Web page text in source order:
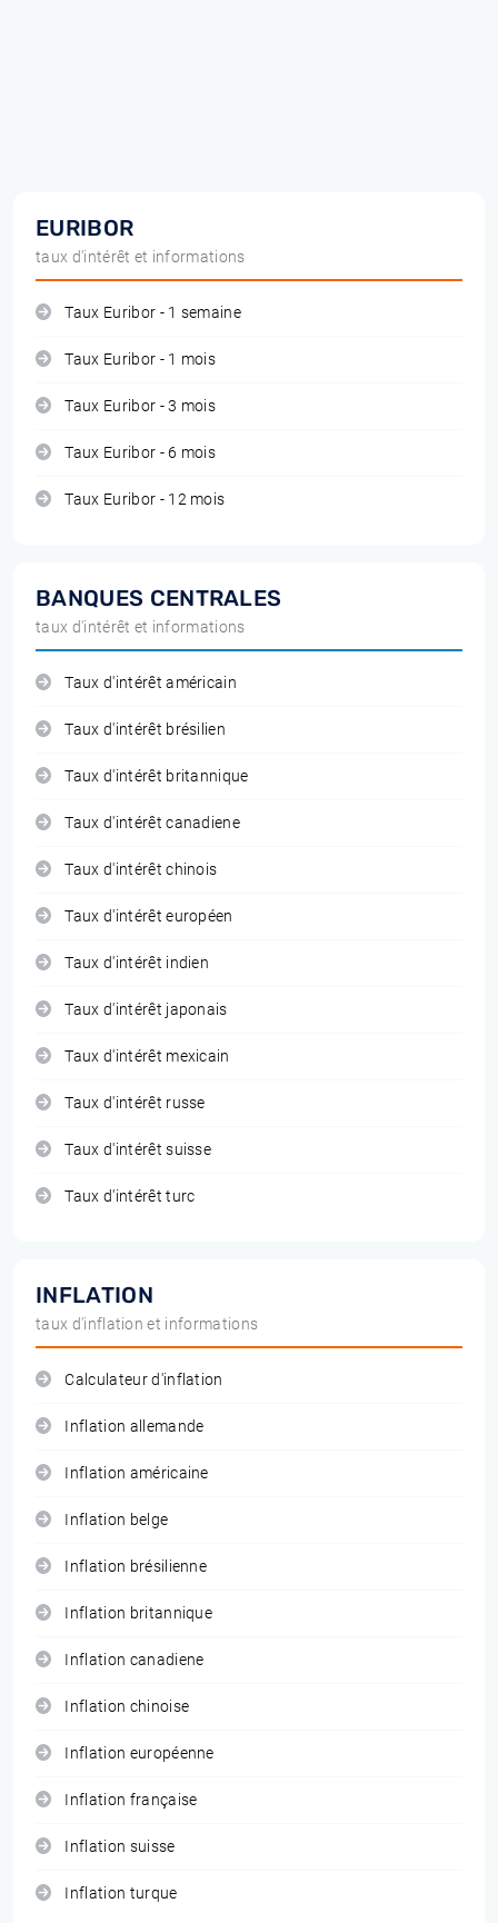
EURIBOR
taux d'intérêt et informations
Taux Euribor - 1 semaine
Taux Euribor - 1 mois
Taux Euribor - 3 mois
Taux Euribor - 6 mois
Taux Euribor - 12 mois
BANQUES CENTRALES
taux d'intérêt et informations
Taux d'intérêt américain
Taux d'intérêt brésilien
Taux d'intérêt britannique
Taux d'intérêt canadiene
Taux d'intérêt chinois
Taux d'intérêt européen
Taux d'intérêt indien
Taux d'intérêt japonais
Taux d'intérêt mexicain
Taux d'intérêt russe
Taux d'intérêt suisse
Taux d'intérêt turc
INFLATION
taux d'inflation et informations
Calculateur d'inflation
Inflation allemande
Inflation américaine
Inflation belge
Inflation brésilienne
Inflation britannique
Inflation canadiene
Inflation chinoise
Inflation européenne
Inflation française
Inflation suisse
Inflation turque